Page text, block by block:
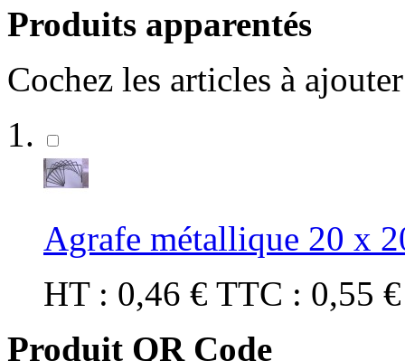
Produits apparentés
Cochez les articles à
Agrafe métallique 20 x
HT : 0,46 € TTC : 0,55
Produit QR Code